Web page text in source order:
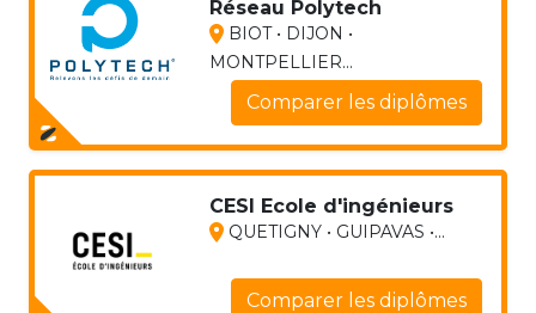
Réseau Polytech
BIOT • DIJON •
MONTPELLIER...
Comparer les diplômes
CESI Ecole d'ingénieurs
QUETIGNY • GUIPAVAS •...
Comparer les diplômes